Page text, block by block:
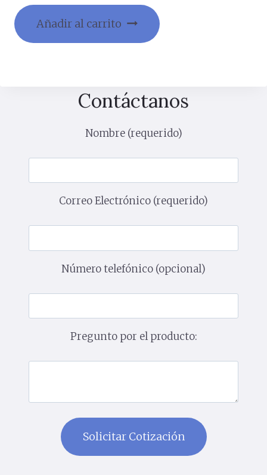
Añadir al carrito
Contáctanos
Nombre (requerido)
Correo Electrónico (requerido)
Número telefónico (opcional)
Pregunto por el producto: